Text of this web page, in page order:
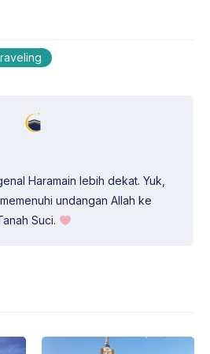
Haramain lebih dekat. Yuk,
undangan Allah ke
Suci.